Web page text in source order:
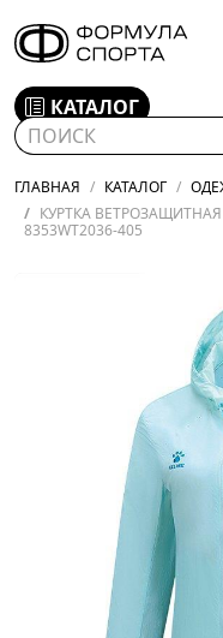
КАТАЛОГ
ГЛАВНАЯ КАТАЛОГ
КУРТКА ВЕТРОЗАЩИТНАЯ
8353WT2036-405